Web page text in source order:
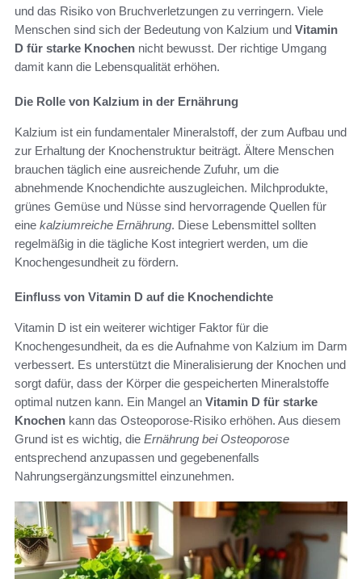
und das Risiko von Bruchverletzungen zu verringern. Viele
Menschen sind sich der Bedeutung von Kalzium und Vitamin
D für starke Knochen nicht bewusst. Der richtige Umgang
damit kann die Lebensqualität erhöhen.
Die Rolle von Kalzium in der Ernährung
Kalzium ist ein fundamentaler Mineralstoff, der zum Aufbau und
zur Erhaltung der Knochenstruktur beiträgt. Ältere Menschen
brauchen täglich eine ausreichende Zufuhr, um die
abnehmende Knochendichte auszugleichen. Milchprodukte,
grünes Gemüse und Nüsse sind hervorragende Quellen für
eine kalziumreiche Ernährung. Diese Lebensmittel sollten
regelmäßig in die tägliche Kost integriert werden, um die
Knochengesundheit zu fördern.
Einfluss von Vitamin D auf die Knochendichte
Vitamin D ist ein weiterer wichtiger Faktor für die
Knochengesundheit, da es die Aufnahme von Kalzium im Darm
verbessert. Es unterstützt die Mineralisierung der Knochen und
sorgt dafür, dass der Körper die gespeicherten Mineralstoffe
optimal nutzen kann. Ein Mangel an Vitamin D für starke
Knochen kann das Osteoporose-Risiko erhöhen. Aus diesem
Grund ist es wichtig, die Ernährung bei Osteoporose
entsprechend anzupassen und gegebenenfalls
Nahrungsergänzungsmittel einzunehmen.